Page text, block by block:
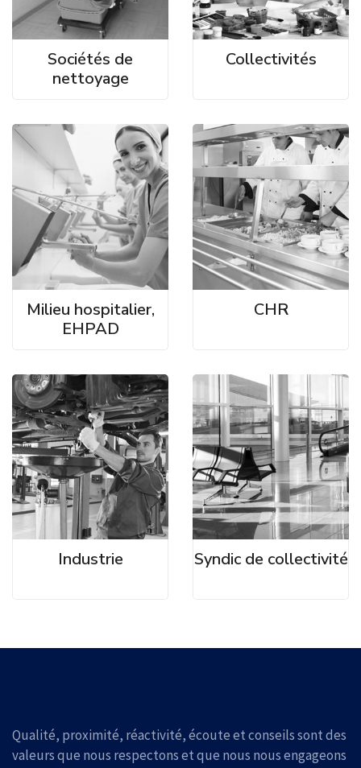
Sociétés de
nettoyage
Collectivités
Milieu hospitalier,
EHPAD
CHR
Industrie Syndic de collectivité
Qualité, proximité, réactivité, écoute et conseils sont des
valeurs que nous respectons et que nous nous engageons